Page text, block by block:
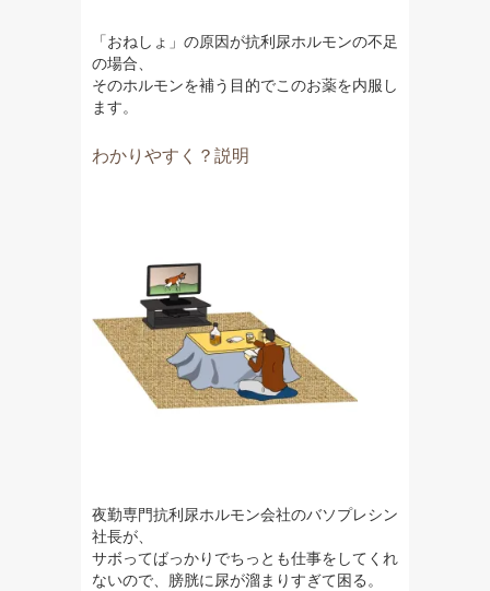
「おねしょ」の原因が抗利尿ホルモンの不足
の場合、
そのホルモンを補う目的でこのお薬を内服し
ます。
わかりやすく？説明
夜勤専門抗利尿ホルモン会社のバソプレシン
社長が、
サボってばっかりでちっとも仕事をしてくれ
ないので、膀胱に尿が溜まりすぎて困る。